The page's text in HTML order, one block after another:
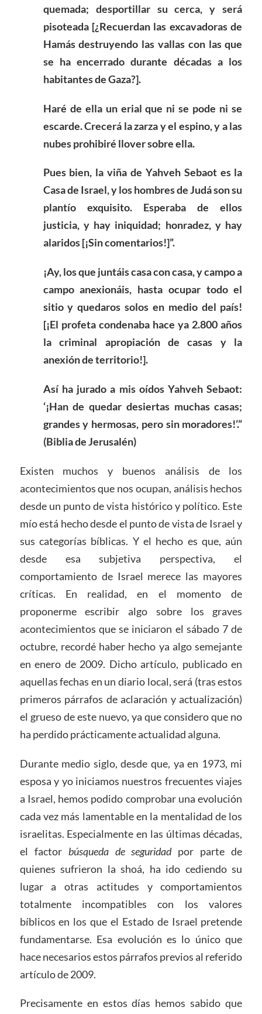
quemada; desportillar su cerca, y será
pisoteada [¿Recuerdan las excavadoras de
Hamás destruyendo las vallas con las que
se ha encerrado durante décadas a los
habitantes de Gaza?].
Haré de ella un erial que ni se pode ni se
escarde. Crecerá la zarza y el espino, y a las
nubes prohibiré llover sobre ella.
Pues bien, la viña de Yahveh Sebaot es la
Casa de Israel, y los hombres de Judá son su
plantío exquisito. Esperaba de ellos
justicia, y hay iniquidad; honradez, y hay
alaridos [¡Sin comentarios!]”.
¡Ay, los que juntáis casa con casa, y campo a
campo anexionáis, hasta ocupar todo el
sitio y quedaros solos en medio del país!
[¡El profeta condenaba hace ya 2.800 años
la criminal apropiación de casas y la
anexión de territorio!].
Así ha jurado a mis oídos Yahveh Sebaot:
‘¡Han de quedar desiertas muchas casas;
grandes y hermosas, pero sin moradores!’.”
(Biblia de Jerusalén)
Existen muchos y buenos análisis de los
acontecimientos que nos ocupan, análisis hechos
desde un punto de vista histórico y político. Este
mío está hecho desde el punto de vista de Israel y
sus categorías bíblicas. Y el hecho es que, aún
desde esa subjetiva perspectiva, el
comportamiento de Israel merece las mayores
críticas. En realidad, en el momento de
proponerme escribir algo sobre los graves
acontecimientos que se iniciaron el sábado 7 de
octubre, recordé haber hecho ya algo semejante
en enero de 2009. Dicho artículo, publicado en
aquellas fechas en un diario local, será (tras estos
primeros párrafos de aclaración y actualización)
el grueso de este nuevo, ya que considero que no
ha perdido prácticamente actualidad alguna.
Durante medio siglo, desde que, ya en 1973, mi
esposa y yo iniciamos nuestros frecuentes viajes
a Israel, hemos podido comprobar una evolución
cada vez más lamentable en la mentalidad de los
israelitas. Especialmente en las últimas décadas,
el factor búsqueda de seguridadpor parte de
quienes sufrieron la shoá, ha ido cediendo su
lugar a otras actitudes y comportamientos
totalmente incompatibles con los valores
bíblicos en los que el Estado de Israel pretende
fundamentarse. Esa evolución es lo único que
hace necesarios estos párrafos previos al referido
artículo de 2009.
Precisamente en estos días hemos sabido que